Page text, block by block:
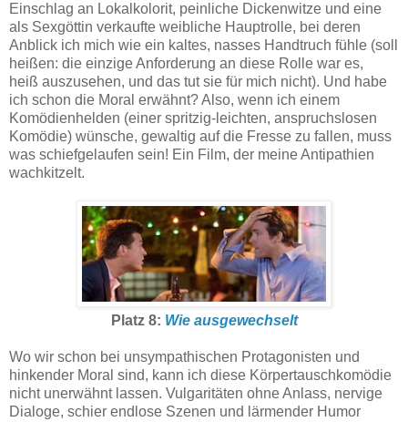
Einschlag an Lokalkolorit, peinliche Dickenwitze und eine
als Sexgöttin verkaufte weibliche Hauptrolle, bei deren
Anblick ich mich wie ein kaltes, nasses Handtruch fühle (soll
heißen: die einzige Anforderung an diese Rolle war es,
heiß auszusehen, und das tut sie für mich nicht). Und habe
ich schon die Moral erwähnt? Also, wenn ich einem
Komödienhelden (einer spritzig-leichten, anspruchslosen
Komödie) wünsche, gewaltig auf die Fresse zu fallen, muss
was schiefgelaufen sein! Ein Film, der meine Antipathien
wachkitzelt.
Platz 8: Wie ausgewechselt
Wo wir schon bei unsympathischen Protagonisten und
hinkender Moral sind, kann ich diese Körpertauschkomödie
nicht unerwähnt lassen. Vulgaritäten ohne Anlass, nervige
Dialoge, schier endlose Szenen und lärmender Humor